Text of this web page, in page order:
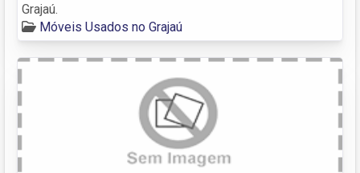
Grajaú.
Móveis Usados no Grajaú